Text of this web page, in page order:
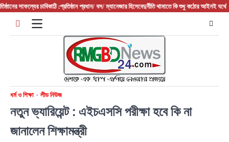
Skip
চাবিকাঠি :প্রতিষ্ঠান প্রধান/ বস/ ম্যানেজার হিসেবেদুর্নীতি থামাতে কি শুধু কঠোর আইনই যথেষ্ট?
ধর্ম ও শিক্ষা লীড নিউজ
নতুন ভ্যারিয়েন্ট : এইচএসসি পরীক্ষা হবে কি না
জানালেন শিক্ষামন্ত্রী